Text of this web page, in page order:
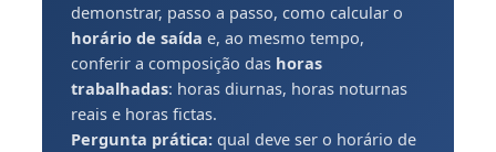
demonstrar, passo a passo, como calcular o
horário de saída e, ao mesmo tempo,
conferir a composição das horas
trabalhadas: horas diurnas, horas noturnas
reais e horas fictas.
Pergunta prática: qual deve ser o horário de